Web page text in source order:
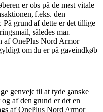
er obs på de mest vitale
f.eks. den
På grund af dette er det tillige
således man
af OnePlus Nord Armor
om du er på gaveindkøb
genveje til at tyde ganske
og af den grund er det en
af OnePlus Nord Armor